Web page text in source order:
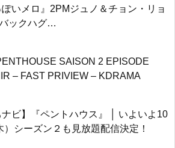
ぽいメロ』2PMジュノ＆チョン・リョ
ックハグ…
SAISON 2 EPISODE
– FAST PRIVIEW – KDRAMA
ナビ】『ペントハウス』 │ いよいよ10
）シーズン２も見放題配信決定！